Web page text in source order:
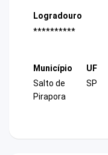
Logradouro
**********
Município
Salto de
Pirapora
UF
SP